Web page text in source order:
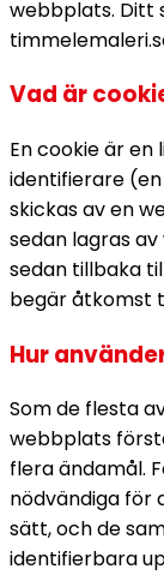
webbplats. Ditt
Vad är
En cookie är
identifierare
skickas av en
sedan lagras
sedan tillbaka
begär åtkomst
Hur
Som de flesta
webbplats
flera ändamål.
nödvändiga för
sätt, och de
identifierbara